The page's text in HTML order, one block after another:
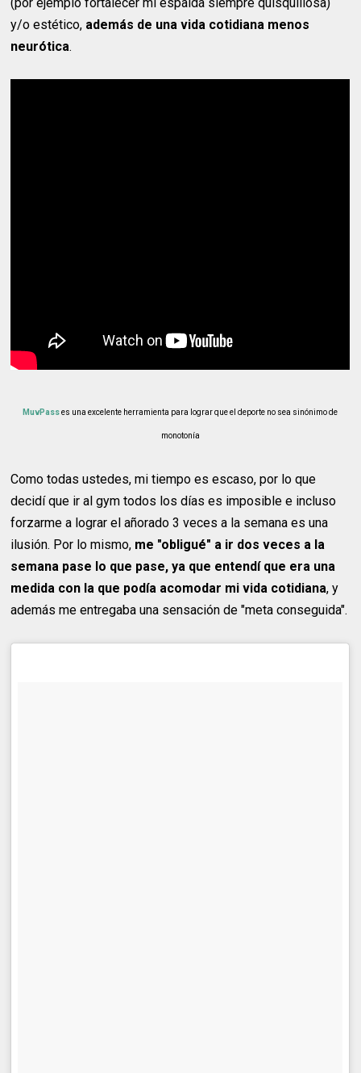
(por ejemplo fortalecer mi espalda siempre quisquillosa)
y/o estético, además de una vida cotidiana menos
neurótica.
MuvPasses una excelente herramienta para lograr que el deporte no sea sinónimo de
monotonía
Como todas ustedes, mi tiempo es escaso, por lo que
decidí que ir al gym todos los días es imposible e incluso
forzarme a lograr el añorado 3 veces a la semana es una
ilusión. Por lo mismo, me "obligué" a ir dos veces a la
semana pase lo que pase, ya que entendí que era una
medida con la que podía acomodar mi vida cotidiana, y
además me entregaba una sensación de "meta conseguida".